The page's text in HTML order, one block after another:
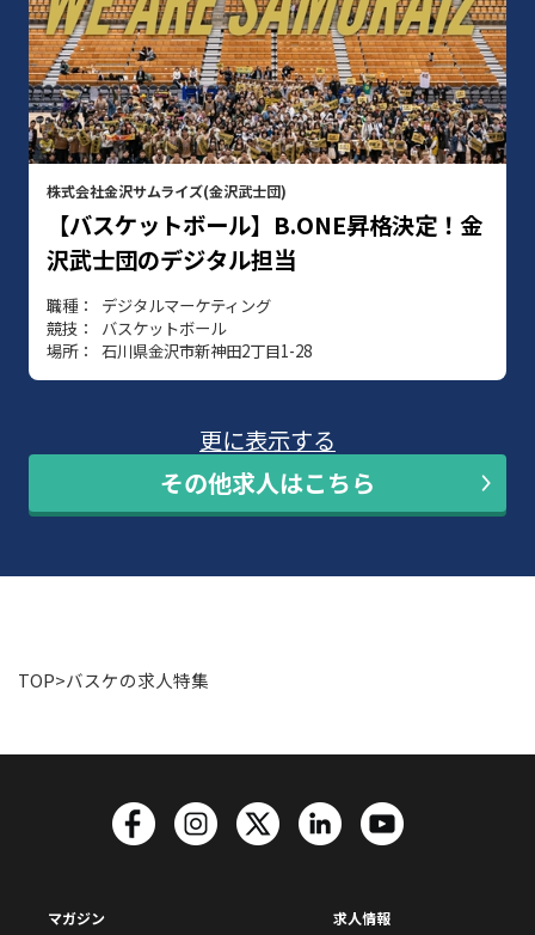
株式会社金沢サムライズ(金沢武士団)
【バスケットボール】B.ONE昇格決定！金
沢武士団のデジタル担当
職種
デジタルマーケティング
競技
バスケットボール
場所
石川県金沢市新神田2丁目1-28
更に表示する
その他求人はこちら
TOP>バスケの求人特集
マガジン 求人情報